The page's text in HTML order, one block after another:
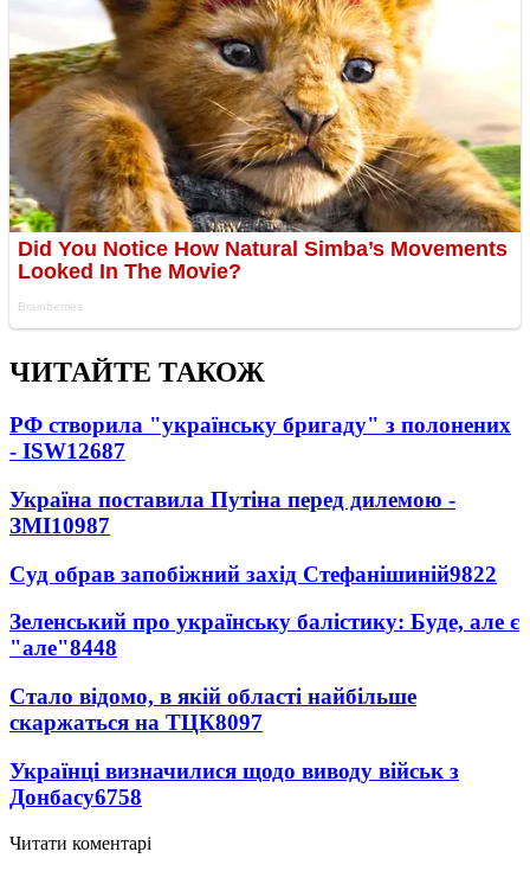
ЧИТАЙТЕ ТАКОЖ
РФ створила "українську бригаду" з полонених
- ISW12687
Україна поставила Путіна перед дилемою -
ЗМІ10987
Суд обрав запобіжний захід Стефанішиній9822
Зеленський про українську балістику: Буде, але є
"але"8448
Стало відомо, в якій області найбільше
скаржаться на ТЦК8097
Українці визначилися щодо виводу військ з
Донбасу6758
Читати коментарі